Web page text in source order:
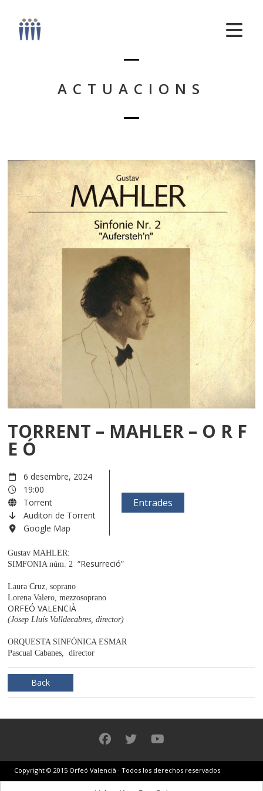
ACTUACIONS
TORRENT – MAHLER – O R F
E Ó
6 desembre, 2024
19:00
Torrent
Auditori de Torrent
Google Map
Entrades
Gustav MAHLER:
SIMFONIA núm. 2 “Resurreció”
Laura Cruz, soprano
Lorena Valero, mezzosoprano
ORFEÓ VALENCIÀ
(Josep Lluís Valldecabres, director)
ORQUESTA SINFÓNICA ESMAR
Pascual Cabanes, director
Back
Copyright © 2015 Orfeó Valencià · Todos los derechos reservados